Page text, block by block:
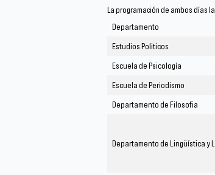
La programación de ambos días
Departamento
Estudios Politicos
Escuela de Psicología
Escuela de Periodismo
Departamento de Filosofia
Departamento de Lingüística y